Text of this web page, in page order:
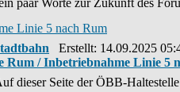
paar Worte zur Zukunft des
Linie 5 nach Rum
Erstellt: 14.09.2025
Rum / Inbetriebnahme Linie 5
dieser Seite der ÖBB-